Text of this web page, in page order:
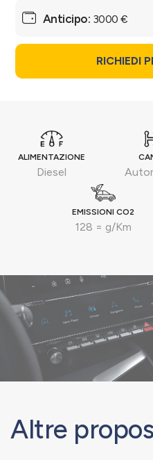
ALIMENTAZIONE
Diesel
EMISSIONI CO2
128 = g/Km
3000 €
RICHIEDI
Altre